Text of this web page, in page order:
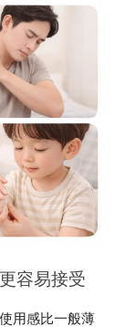
容易接受
用感比一般薄